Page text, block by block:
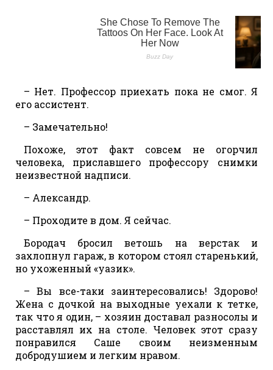
– Нет. Профессор приехать пока не смог. Я
его ассистент.
– Замечательно!
Похоже, этот факт совсем не огорчил
человека, приславшего профессору снимки
неизвестной надписи.
– Александр.
– Проходите в дом. Я сейчас.
Бородач бросил ветошь на верстак и
захлопнул гараж, в котором стоял старенький,
но ухоженный «уазик».
– Вы все-таки заинтересовались! Здорово!
Жена с дочкой на выходные уехали к тетке,
так что я один, – хозяин доставал разносолы и
расставлял их на столе. Человек этот сразу
понравился Саше своим неизменным
добродушием и легким нравом.